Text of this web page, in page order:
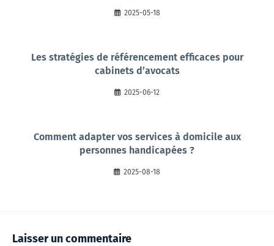
2025-05-18
Les stratégies de référencement efficaces pour
cabinets d’avocats
2025-06-12
Comment adapter vos services à domicile aux
personnes handicapées ?
2025-08-18
Laisser un commentaire